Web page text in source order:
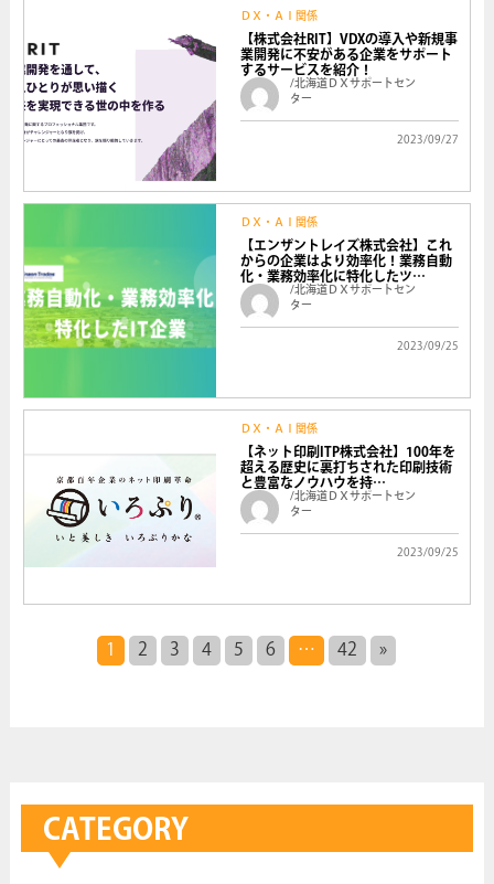
ＤＸ・ＡＩ関係
【株式会社RIT】VDXの導入や新規事
業開発に不安がある企業をサポート
するサービスを紹介！
/北海道ＤＸサポートセン
ター
2023/09/27
ＤＸ・ＡＩ関係
【エンザントレイズ株式会社】これ
からの企業はより効率化！業務自動
化・業務効率化に特化したツ…
/北海道ＤＸサポートセン
ター
2023/09/25
ＤＸ・ＡＩ関係
【ネット印刷ITP株式会社】100年を
超える歴史に裏打ちされた印刷技術
と豊富なノウハウを持…
/北海道ＤＸサポートセン
ター
2023/09/25
1 2 3 4 5 6 … 42 »
CATEGORY